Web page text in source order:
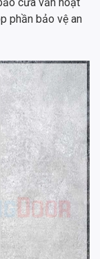
phần bảo vệ an